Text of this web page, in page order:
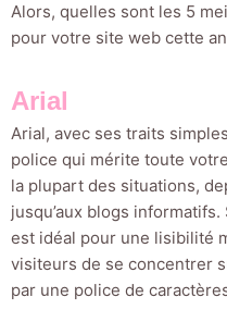
Alors, quelles sont les 5
pour votre site web cette
Arial
Arial, avec ses traits
police qui mérite toute
la plupart des situations,
jusqu’aux blogs
est idéal pour une lisibilité
visiteurs de se concentrer
par une police de